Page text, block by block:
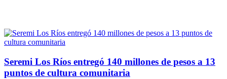
Seremi Los Ríos entregó 140 millones de pesos a 13
puntos de cultura comunitaria